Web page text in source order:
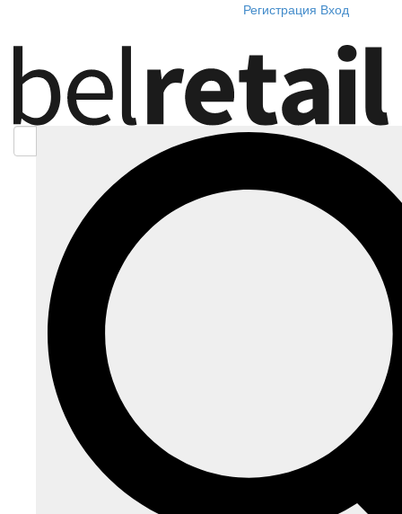
Регистрация Вход